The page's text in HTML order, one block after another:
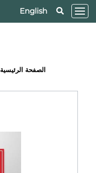
English
الصفحة الرئيسية